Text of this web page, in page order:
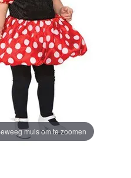
muis om te zoomen